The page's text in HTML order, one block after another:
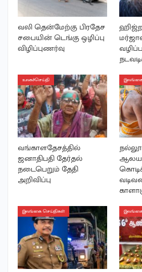
வலி தென்மேற்கு பிரதேச
சபையின் டெங்கு ஒழிப்பு
விழிப்புணர்வு
உலகச்செய்தி
வங்காளதேசத்தில்
ஜனாதிபதி தேர்தல்
நடைபெறும் தேதி
அறிவிப்பு
ஆலய
இலங்கை செய்திகள்